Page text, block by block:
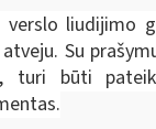
verslo liudijimo
Su
turi būti